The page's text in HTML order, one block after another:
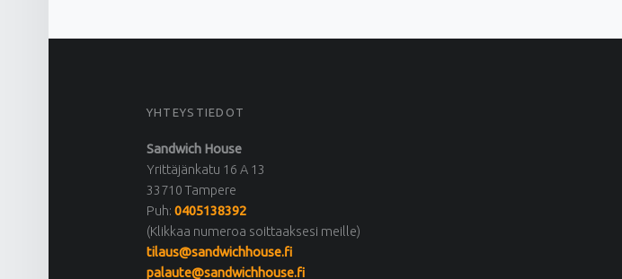
FOOTER SIDEBAR
YHTEYSTIEDOT
Sandwich House
Yrittäjänkatu 16 A 13
33710 Tampere
Puh: 0405138392
(Klikkaa numeroa soittaaksesi meille)
tilaus@sandwichhouse.fi
palaute@sandwichhouse.fi